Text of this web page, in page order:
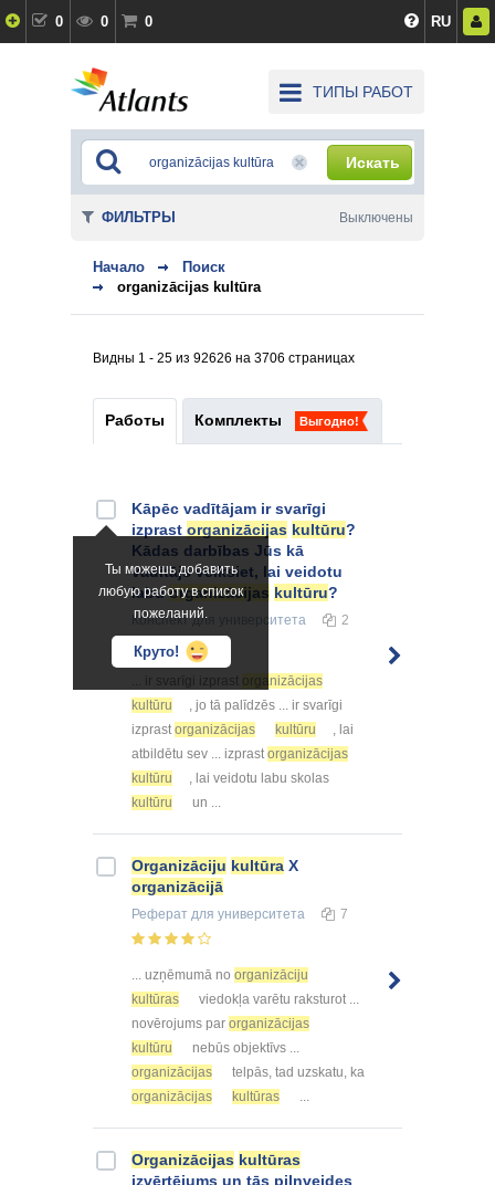
0 0 0 RU
ТИПЫ РАБОТ
Искать
Начало
Поиск
organizācijas kultūra
Видны 1 - 25 из 92626 на 3706 страницах
Работы Комплекты Выгодно!
Ты можешь добавить
любую работу в список
пожеланий.
Круто!
Kāpēc vadītājam ir svarīgi
izprast organizācijas kultūru?
Kādas darbības Jūs kā
vadītājs veiksiet, lai veidotu
labuorganizācijas kultūru?
Конспектдля университета 2
... ir svarīgi izprast organizācijas
kultūru
, jo tā palīdzēs ... ir svarīgi
izprastorganizācijas kultūru
, lai
atbildētu sev ... izprastorganizācijas
kultūru
, lai veidotu labu skolas
kultūru
un ...
Organizāciju kultūra X
organizācijā
Реферат для университета 7
... uzņēmumā no organizāciju
kultūras
viedokļa varētu raksturot ...
novērojums par organizācijas
kultūru
nebūs objektīvs ...
organizācijas
telpās, tad uzskatu, ka
organizācijas
kultūras
Organizācijas kultūras
izvērtējums un tās pilnveides
ФИЛЬТРЫ Выключены